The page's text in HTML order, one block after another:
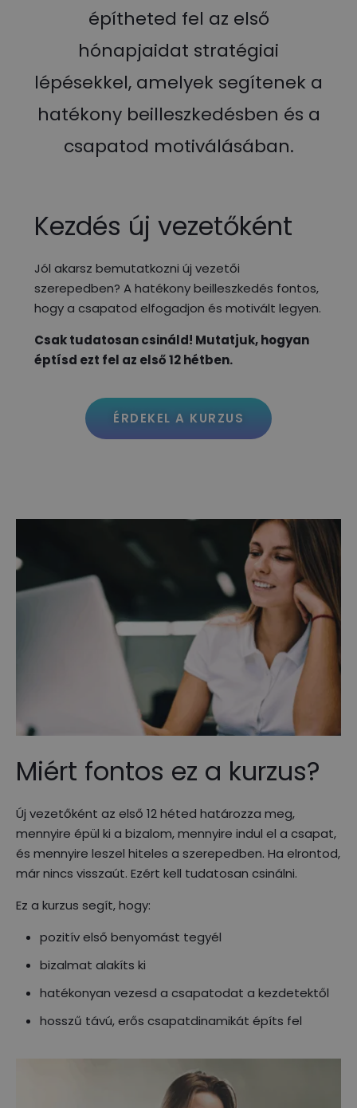
építheted fel az első
hónapjaidat stratégiai
lépésekkel, amelyek segítenek a
hatékony beilleszkedésben és a
csapatod motiválásában.
Kezdés új vezetőként
Jól akarsz bemutatkozni új vezetői
szerepedben? A hatékony beilleszkedés fontos,
hogy a csapatod elfogadjon és motivált legyen.
Csak tudatosan csináld! Mutatjuk, hogyan
éptísd ezt fel az első 12 hétben.
ÉRDEKEL A KURZUS
Miért fontos ez a kurzus?
Új vezetőként az első 12 héted határozza meg,
mennyire épül ki a bizalom, mennyire indul el a csapat,
és mennyire leszel hiteles a szerepedben. Ha elrontod,
már nincs visszaút. Ezért kell tudatosan csinálni.
Ez a kurzus segít, hogy:
pozitív első benyomást tegyél
bizalmat alakíts ki
hatékonyan vezesd a csapatodat a kezdetektől
hosszű távú, erős csapatdinamikát építs fel